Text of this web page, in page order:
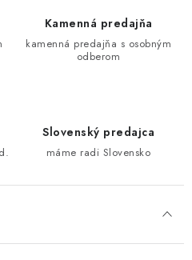
Kamenná predajňa
kamenná predajňa s osobným
odberom
Slovenský predajca
máme radi Slovensko